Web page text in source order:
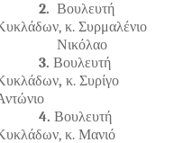
2. Βουλευτή
κ. Συρμαλένιο
Νικόλαο
3. Βουλευτή
, κ. Συρίγο
4. Βουλευτή
κ. Μανιό